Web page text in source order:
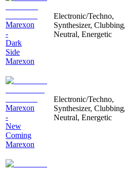
Marexon
-
Dark
Side
Marexon
Electronic/Techno,
Synthesizer, Clubbing,
Neutral, Energetic
Marexon
-
New
Coming
Marexon
Electronic/Techno,
Synthesizer, Clubbing,
Neutral, Energetic